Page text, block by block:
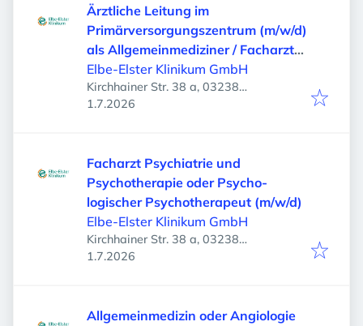
Ärztliche Leitung im
Primärversorgungszentrum (m/w/d)
als Allgemeinmediziner / Facharzt
Innere Medizin hausärztlich tätig
Elbe-Elster Klinikum GmbH
Kirchhainer Str. 38 a, 03238
Finsterwalde, Deutschland
Veröffentlicht
1.7.2026
Facharzt Psychiatrie und
Psychotherapie oder Psycho-
logischer Psychotherapeut (m/w/d)
Elbe-Elster Klinikum GmbH
Kirchhainer Str. 38 a, 03238
Finsterwalde, Deutschland
Veröffentlicht
1.7.2026
Allgemeinmedizin oder Angiologie